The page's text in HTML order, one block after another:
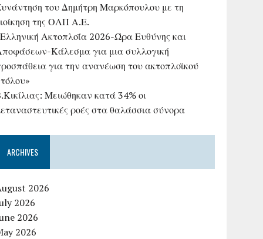
του Δημήτρη Μαρκόπουλου με τη
της ΟΛΠ Α.Ε.
Ακτοπλοΐα 2026-Ώρα Ευθύνης και
Κάλεσμα για μια συλλογική
για την ανανέωση του ακτοπλοϊκού
Μειώθηκαν κατά 34% οι
ροές στα θαλάσσια σύνορα
ARCHIVES
2026
2026
2026
2026